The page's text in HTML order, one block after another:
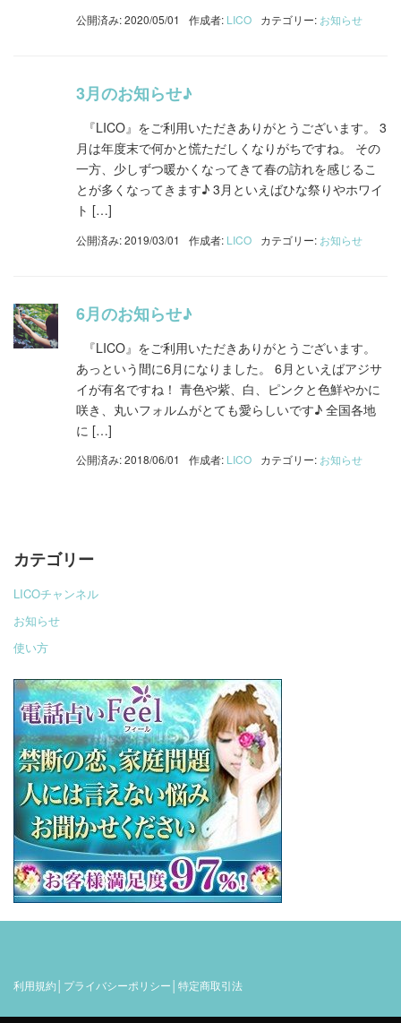
公開済み: 2020/05/01 作成者: LICO カテゴリー: お知らせ
3月のお知らせ♪
『LICO』をご利用いただきありがとうございます。 3
月は年度末で何かと慌ただしくなりがちですね。 その
一方、少しずつ暖かくなってきて春の訪れを感じるこ
とが多くなってきます♪ 3月といえばひな祭りやホワイ
ト […]
公開済み: 2019/03/01 作成者: LICO カテゴリー: お知らせ
6月のお知らせ♪
『LICO』をご利用いただきありがとうございます。
あっという間に6月になりました。 6月といえばアジサ
イが有名ですね！ 青色や紫、白、ピンクと色鮮やかに
咲き、丸いフォルムがとても愛らしいです♪ 全国各地
に […]
公開済み: 2018/06/01 作成者: LICO カテゴリー: お知らせ
カテゴリー
LICOチャンネル
お知らせ
使い方
利用規約│ プライバシーポリシー│ 特定商取引法